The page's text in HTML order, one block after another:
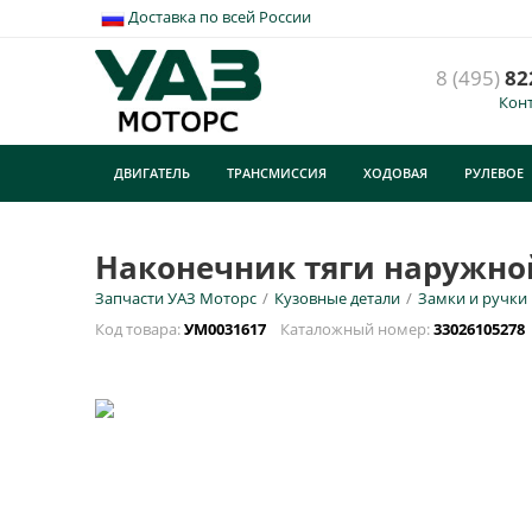
Доставка по всей России
8 (495)
ДВИГАТЕЛЬ ТРАНСМИССИЯ ХОДОВАЯ РУЛЕВОЕ
Наконечник тяги
Запчасти УАЗ Моторс / Кузовные детали / Замки и ручки
Код товара:УМ0031617 Каталожный номер:33026105278